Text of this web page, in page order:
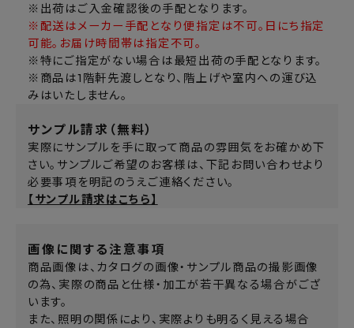
※出荷はご入金確認後の手配となります。
※配送はメーカー手配となり便指定は不可。日にち指定
可能。お届け時間帯は指定不可。
※特にご指定がない場合は最短出荷の手配となります。
※商品は1階軒先渡しとなり、階上げや室内への運び込
みはいたしません。
サンプル請求（無料）
実際にサンプルを手に取って商品の雰囲気をお確かめ下
さい。サンプルご希望のお客様は、下記お問い合わせより
必要事項を明記のうえご連絡ください。
【サンプル請求はこちら】
画像に関する注意事項
商品画像は、カタログの画像・サンプル商品の撮影画像
の為、実際の商品と仕様・加工が若干異なる場合がござ
います。
また、照明の関係により、実際よりも明るく見える場合